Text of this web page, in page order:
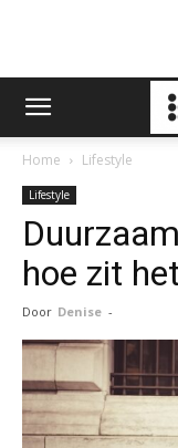
Home Lifestyle
Lifestyle
hoe zit
Door Denise -